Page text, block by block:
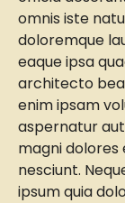
omnis iste
doloremque
eaque ipsa
architecto
enim ipsam
aspernatur
magni dolores
nesciunt.
ipsum quia